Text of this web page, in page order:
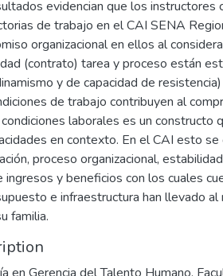
evidencian que los instructores
de trabajo en el CAI SENA
organizacional en ellos al
(contrato) tarea y proceso están
y de capacidad de
de trabajo contribuyen al
laborales es un constructo
en contexto. En el CAI esto
proceso organizacional,
ingresos y beneficios con los cuales
e infraestructura han llevado
familia.